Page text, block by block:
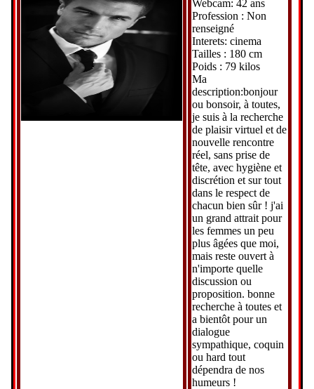
Webcam: 42 ans
Profession : Non
renseigné
Interets: cinema
Tailles : 180 cm
Poids : 79 kilos
Ma
description:bonjour
ou bonsoir, à toutes,
je suis à la recherche
de plaisir virtuel et de
nouvelle rencontre
réel, sans prise de
tête, avec hygiène et
discrétion et sur tout
dans le respect de
chacun bien sûr ! j'ai
un grand attrait pour
les femmes un peu
plus âgées que moi,
mais reste ouvert à
n'importe quelle
discussion ou
proposition. bonne
recherche à toutes et
a bientôt pour un
dialogue
sympathique, coquin
ou hard tout
dépendra de nos
humeurs !